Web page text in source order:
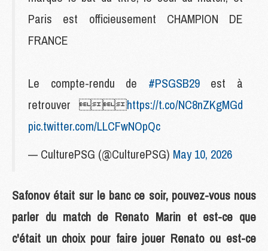
Paris est officieusement CHAMPION DE
FRANCE
Le compte-rendu de #PSGSB29est à
retrouver https://t.co/NC8nZKgMGd
pic.twitter.com/LLCFwNOpQc
— CulturePSG (@CulturePSG) May 10, 2026
Safonov était sur le banc ce soir, pouvez-vous nous
parler du match de Renato Marin et est-ce que
c'était un choix pour faire jouer Renato ou est-ce